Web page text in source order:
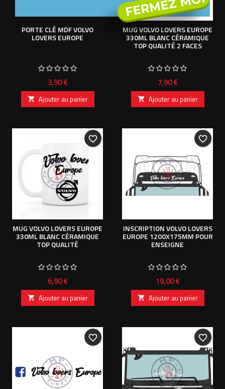
PORTE CLÉ MDF VOLVO
LOVERS EUROPE
Prix
3,90 €
 Ajouter au panier
MUG VOLVO LOVERS EUROPE
330ML BLANC CÉRAMIQUE
TOP QUALITÉ 2 FACES
Prix
7,90 €
 Ajouter au panier
MUG VOLVO LOVERS EUROPE
330ML BLANC CÉRAMIQUE
TOP QUALITÉ
Prix
6,90 €
 Ajouter au panier
favorite_border
INSCRIPTION VOLVO LOVERS
EUROPE 1200X175MM POUR
ENSEIGNE
Prix
19,00 €
 Ajouter au panier
favorite_border
favorite_border favorite_border